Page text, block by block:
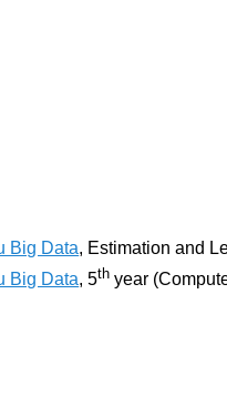
Big Data, Estimation and
Big Data, 5th year